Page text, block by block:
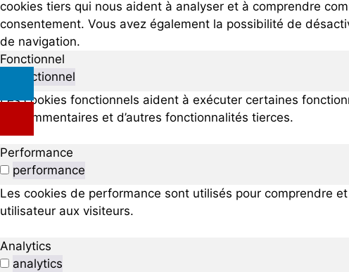
cookies tiers qui nous aident à analyser et à comprendre
consentement. Vous avez également la possibilité de
de navigation.
Fonctionnel
fonctionnel
Les cookies fonctionnels aident à exécuter certaines
de commentaires et d’autres fonctionnalités tierces.
Performance
performance
Les cookies de performance sont utilisés pour comprendre
utilisateur aux visiteurs.
Analytics
analytics